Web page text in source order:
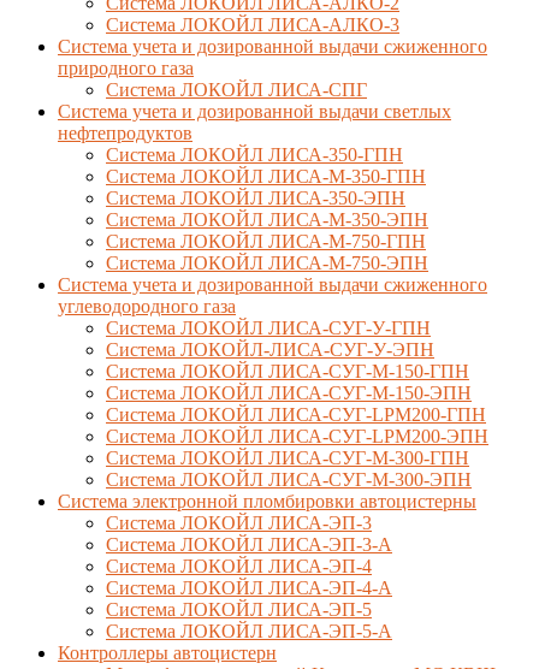
Система ЛОКОЙЛ ЛИСА-АЛКО-3
Система учета и дозированной выдачи сжиженного
природного газа
Система ЛОКОЙЛ ЛИСА-СПГ
Система учета и дозированной выдачи светлых
нефтепродуктов
Система ЛОКОЙЛ ЛИСА-350-ГПН
Система ЛОКОЙЛ ЛИСА-М-350-ГПН
Система ЛОКОЙЛ ЛИСА-350-ЭПН
Система ЛОКОЙЛ ЛИСА-М-350-ЭПН
Система ЛОКОЙЛ ЛИСА-М-750-ГПН
Система ЛОКОЙЛ ЛИСА-М-750-ЭПН
Система учета и дозированной выдачи сжиженного
углеводородного газа
Система ЛОКОЙЛ ЛИСА-СУГ-У-ГПН
Система ЛОКОЙЛ-ЛИСА-СУГ-У-ЭПН
Система ЛОКОЙЛ ЛИСА-СУГ-М-150-ГПН
Система ЛОКОЙЛ ЛИСА-СУГ-М-150-ЭПН
Система ЛОКОЙЛ ЛИСА-СУГ-LPM200-ГПН
Система ЛОКОЙЛ ЛИСА-СУГ-LPM200-ЭПН
Система ЛОКОЙЛ ЛИСА-СУГ-М-300-ГПН
Система ЛОКОЙЛ ЛИСА-СУГ-М-300-ЭПН
Система электронной пломбировки автоцистерны
Система ЛОКОЙЛ ЛИСА-ЭП-3
Система ЛОКОЙЛ ЛИСА-ЭП-3-А
Система ЛОКОЙЛ ЛИСА-ЭП-4
Система ЛОКОЙЛ ЛИСА-ЭП-4-А
Система ЛОКОЙЛ ЛИСА-ЭП-5
Система ЛОКОЙЛ ЛИСА-ЭП-5-А
Контроллеры автоцистерн